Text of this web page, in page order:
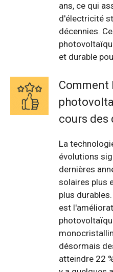
ans, ce qui
d'électricité
décennies.
et durable
Comment
cours des
La
évolutions
dernières
solaires plus
plus
est
désormais
atteindre 22